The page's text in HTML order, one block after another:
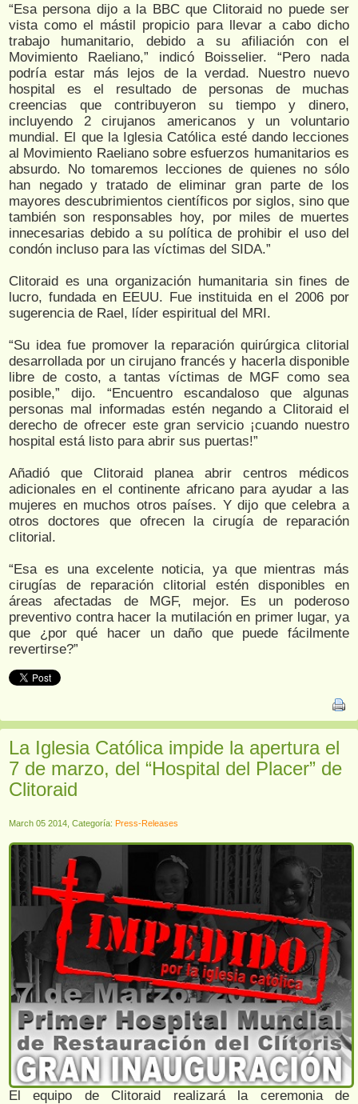
“Esa persona dijo a la BBC que Clitoraid no puede ser
vista como el mástil propicio para llevar a cabo dicho
trabajo humanitario, debido a su afiliación con el
Movimiento Raeliano,” indicó Boisselier. “Pero nada
podría estar más lejos de la verdad. Nuestro nuevo
hospital es el resultado de personas de muchas
creencias que contribuyeron su tiempo y dinero,
incluyendo 2 cirujanos americanos y un voluntario
mundial. El que la Iglesia Católica esté dando lecciones
al Movimiento Raeliano sobre esfuerzos humanitarios es
absurdo. No tomaremos lecciones de quienes no sólo
han negado y tratado de eliminar gran parte de los
mayores descubrimientos científicos por siglos, sino que
también son responsables hoy, por miles de muertes
innecesarias debido a su política de prohibir el uso del
condón incluso para las víctimas del SIDA.”
Clitoraid es una organización humanitaria sin fines de
lucro, fundada en EEUU. Fue instituida en el 2006 por
sugerencia de Rael, líder espiritual del MRI.
“Su idea fue promover la reparación quirúrgica clitorial
desarrollada por un cirujano francés y hacerla disponible
libre de costo, a tantas víctimas de MGF como sea
posible,” dijo. “Encuentro escandaloso que algunas
personas mal informadas estén negando a Clitoraid el
derecho de ofrecer este gran servicio ¡cuando nuestro
hospital está listo para abrir sus puertas!”
Añadió que Clitoraid planea abrir centros médicos
adicionales en el continente africano para ayudar a las
mujeres en muchos otros países. Y dijo que celebra a
otros doctores que ofrecen la cirugía de reparación
clitorial.
“Esa es una excelente noticia, ya que mientras más
cirugías de reparación clitorial estén disponibles en
áreas afectadas de MGF, mejor. Es un poderoso
preventivo contra hacer la mutilación en primer lugar, ya
que ¿por qué hacer un daño que puede fácilmente
revertirse?”
La Iglesia Católica impide la apertura el
7 de marzo, del “Hospital del Placer” de
Clitoraid
March 05 2014, Categoría: Press-Releases
El equipo de Clitoraid realizará la ceremonia de